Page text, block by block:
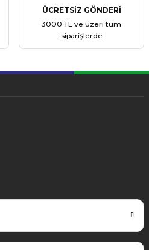
ÜCRETSİZ GÖNDERİ
3000 TL ve üzeri tüm
siparişlerde